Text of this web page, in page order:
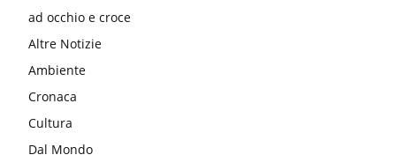
ad occhio e croce
Altre Notizie
Ambiente
Cronaca
Cultura
Dal Mondo